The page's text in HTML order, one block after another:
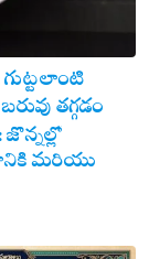
గుట్టలాంటి
తగ్గడం
జొన్నల్లో
మరియు